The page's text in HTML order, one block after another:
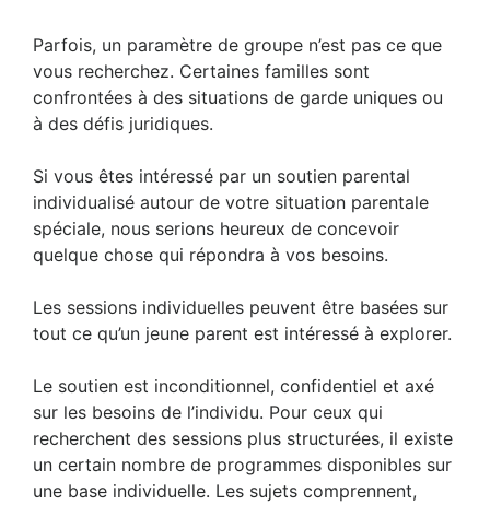
Parfois, un paramètre de groupe n’est pas ce que
vous recherchez. Certaines familles sont
confrontées à des situations de garde uniques ou
à des défis juridiques.
Si vous êtes intéressé par un soutien parental
individualisé autour de votre situation parentale
spéciale, nous serions heureux de concevoir
quelque chose qui répondra à vos besoins.
Les sessions individuelles peuvent être basées sur
tout ce qu’un jeune parent est intéressé à explorer.
Le soutien est inconditionnel, confidentiel et axé
sur les besoins de l’individu. Pour ceux qui
recherchent des sessions plus structurées, il existe
un certain nombre de programmes disponibles sur
une base individuelle. Les sujets comprennent,